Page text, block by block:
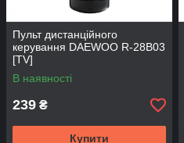
Пульт дистанційного
керування DAEWOO R-28B03
[TV]
В наявності
239 ₴
Купити